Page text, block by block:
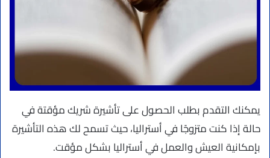
يمكنك التقدم بطلب الحصول على تأشيرة شريك مؤقتة في
حالة إذا كنت متزوجًا في أستراليا، حيث تسمح لك هذه التأشيرة
بإمكانية العيش والعمل في أستراليا بشكل مؤقت.